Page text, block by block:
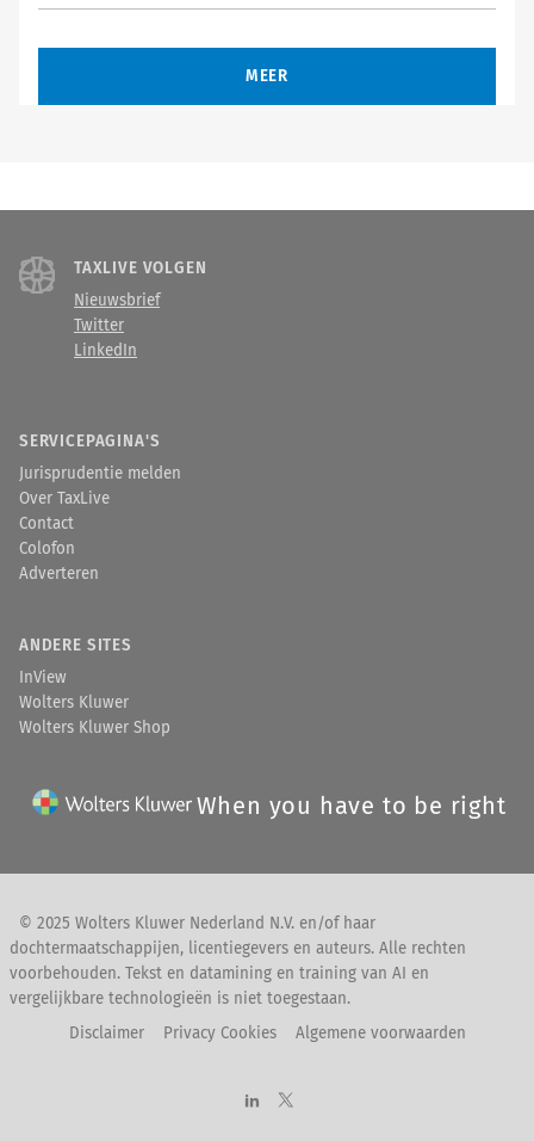
MEER
TAXLIVE VOLGEN
Nieuwsbrief
Twitter
LinkedIn
SERVICEPAGINA'S
Jurisprudentie melden
Over TaxLive
Contact
Colofon
Adverteren
ANDERE SITES
InView
Wolters Kluwer
Wolters Kluwer Shop
When you have to be right
© 2025 Wolters Kluwer Nederland N.V. en/of haar
dochtermaatschappijen, licentiegevers en auteurs. Alle rechten
voorbehouden. Tekst en datamining en training van AI en
vergelijkbare technologieën is niet toegestaan.
Disclaimer
Privacy Cookies Algemene voorwaarden